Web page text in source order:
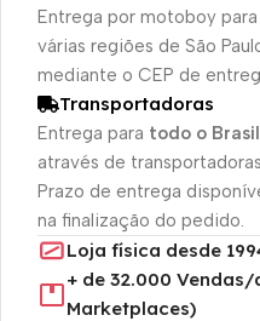
Entrega por motoboy para
várias regiões de São
mediante o CEP de
Transportadoras
Entrega para todo o Brasil
através de
Prazo de entrega
na finalização do pedido.
Loja física desde
+ de 32.000
Marketplaces)